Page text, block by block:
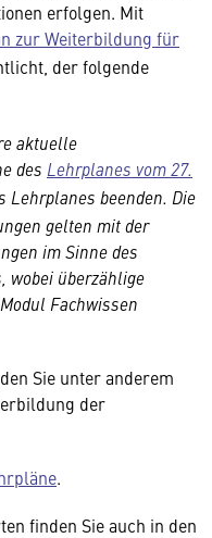
erfolgen. Mit
zur Weiterbildung für
der folgende
aktuelle
des Lehrplanes vom 27.
Lehrplanes beenden. Die
gelten mit der
im Sinne des
wobei überzählige
Fachwissen
Sie unter anderem
der
.
finden Sie auch in den